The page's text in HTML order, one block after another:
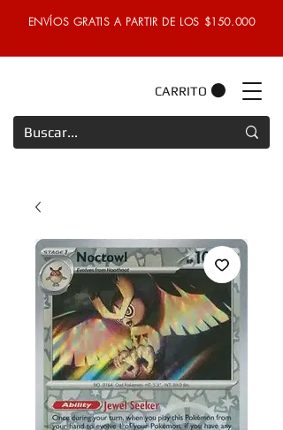
ENVÍOS GRATIS A PARTIR DE LOS $150.000
CARRITO